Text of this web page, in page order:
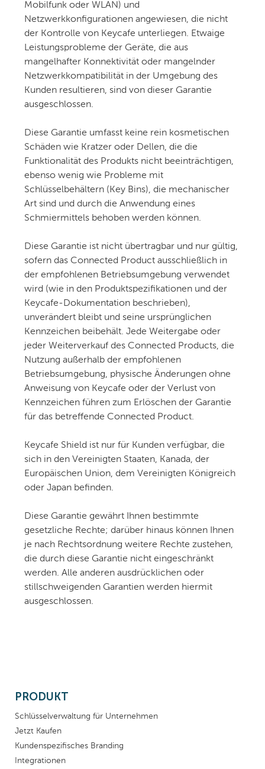
Mobilfunk oder WLAN) und
Netzwerkkonfigurationen angewiesen, die nicht
der Kontrolle von Keycafe unterliegen. Etwaige
Leistungsprobleme der Geräte, die aus
mangelhafter Konnektivität oder mangelnder
Netzwerkkompatibilität in der Umgebung des
Kunden resultieren, sind von dieser Garantie
ausgeschlossen.
Diese Garantie umfasst keine rein kosmetischen
Schäden wie Kratzer oder Dellen, die die
Funktionalität des Produkts nicht beeinträchtigen,
ebenso wenig wie Probleme mit
Schlüsselbehältern (Key Bins), die mechanischer
Art sind und durch die Anwendung eines
Schmiermittels behoben werden können.
Diese Garantie ist nicht übertragbar und nur gültig,
sofern das Connected Product ausschließlich in
der empfohlenen Betriebsumgebung verwendet
wird (wie in den Produktspezifikationen und der
Keycafe-Dokumentation beschrieben),
unverändert bleibt und seine ursprünglichen
Kennzeichen beibehält. Jede Weitergabe oder
jeder Weiterverkauf des Connected Products, die
Nutzung außerhalb der empfohlenen
Betriebsumgebung, physische Änderungen ohne
Anweisung von Keycafe oder der Verlust von
Kennzeichen führen zum Erlöschen der Garantie
für das betreffende Connected Product.
Keycafe Shield ist nur für Kunden verfügbar, die
sich in den Vereinigten Staaten, Kanada, der
Europäischen Union, dem Vereinigten Königreich
oder Japan befinden.
Diese Garantie gewährt Ihnen bestimmte
gesetzliche Rechte; darüber hinaus können Ihnen
je nach Rechtsordnung weitere Rechte zustehen,
die durch diese Garantie nicht eingeschränkt
werden. Alle anderen ausdrücklichen oder
stillschweigenden Garantien werden hiermit
ausgeschlossen.
PRODUKT
Schlüsselverwaltung für Unternehmen
Jetzt Kaufen
Kundenspezifisches Branding
Integrationen